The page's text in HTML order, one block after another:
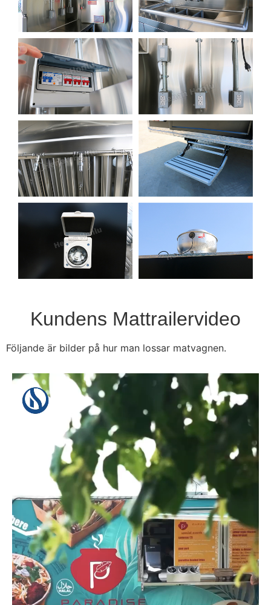
Kundens Mattrailervideo
Följande är bilder på hur man lossar matvagnen.